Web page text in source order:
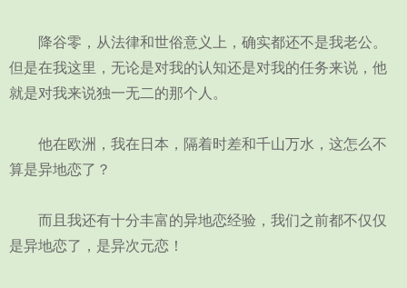
降谷零，从法律和世俗意义上，确实都还不是我老公。
但是在我这里，无论是对我的认知还是对我的任务来说，他
就是对我来说独一无二的那个人。
他在欧洲，我在日本，隔着时差和千山万水，这怎么不
算是异地恋了？
而且我还有十分丰富的异地恋经验，我们之前都不仅仅
是异地恋了，是异次元恋！